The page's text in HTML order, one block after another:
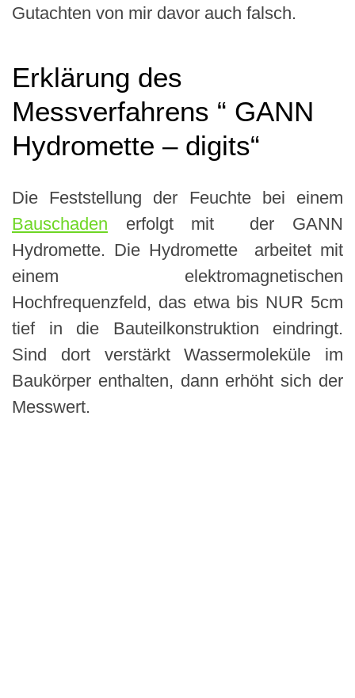
Gutachten von mir davor auch falsch.
Erklärung des
Messverfahrens “ GANN
Hydromette – digits“
Die Feststellung der Feuchte bei einem
Bauschaden erfolgt mit der GANN
Hydromette. Die Hydromette arbeitet mit
einem elektromagnetischen
Hochfrequenzfeld, das etwa bis NUR 5cm
tief in die Bauteilkonstruktion eindringt.
Sind dort verstärkt Wassermoleküle im
Baukörper enthalten, dann erhöht sich der
Messwert.